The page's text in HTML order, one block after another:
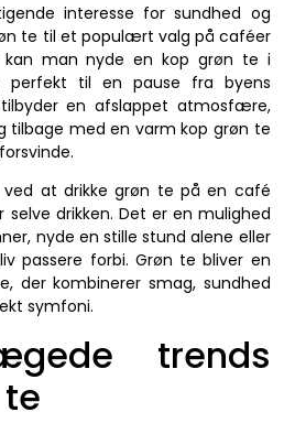
interesse for sundhed og
te til et populært valg på caféer
kan man nyde en kop grøn te i
perfekt til en pause fra byens
en afslappet atmosfære,
tilbage med en varm kop grøn te
ved at drikke grøn te på en café
selve drikken. Det er en mulighed
nyde en stille stund alene eller
passere forbi. Grøn te bliver en
der kombinerer smag, sundhed
symfoni.
trends